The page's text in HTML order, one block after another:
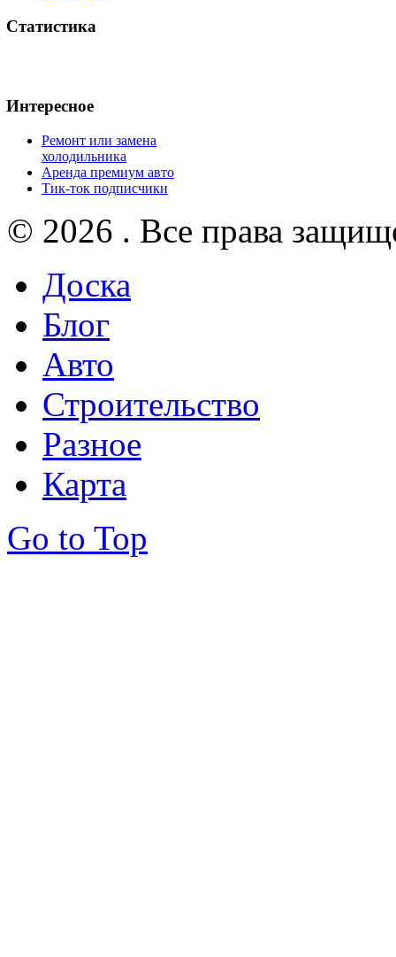
Статистика
Интересное
Ремонт или замена
холодильника
Аренда премиум авто
Тик-ток подписчики
© 2026 . Все права
Доска
Блог
Авто
Строительство
Разное
Карта
Go to Top